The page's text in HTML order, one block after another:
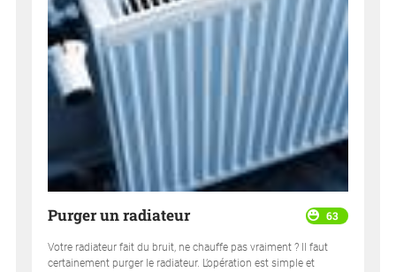
63
Purger un radiateur
Votre radiateur fait du bruit, ne chauffe pas vraiment ? Il faut
certainement purger le radiateur. L’opération est simple et